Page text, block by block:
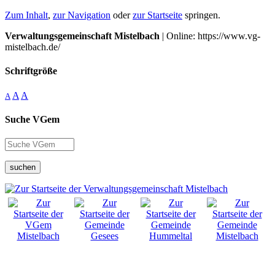
Zum Inhalt, zur Navigation oderzur Startseite springen.
Verwaltungsgemeinschaft Mistelbach | Online: https://www.vg-
mistelbach.de/
Schriftgröße
A A A
Suche VGem
suchen